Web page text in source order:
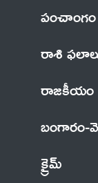
పంచాంగం
రాశి
రాజకీయం
బంగారం-
క్రైమ్